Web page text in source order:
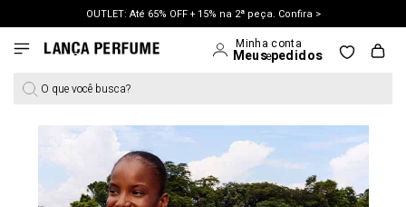
OUTLET: Até 65% OFF + 15% na 2ª peça. Confira >
LANÇAMENTO PRIMAVERA 27. Clique e aproveite.
O que você busca?